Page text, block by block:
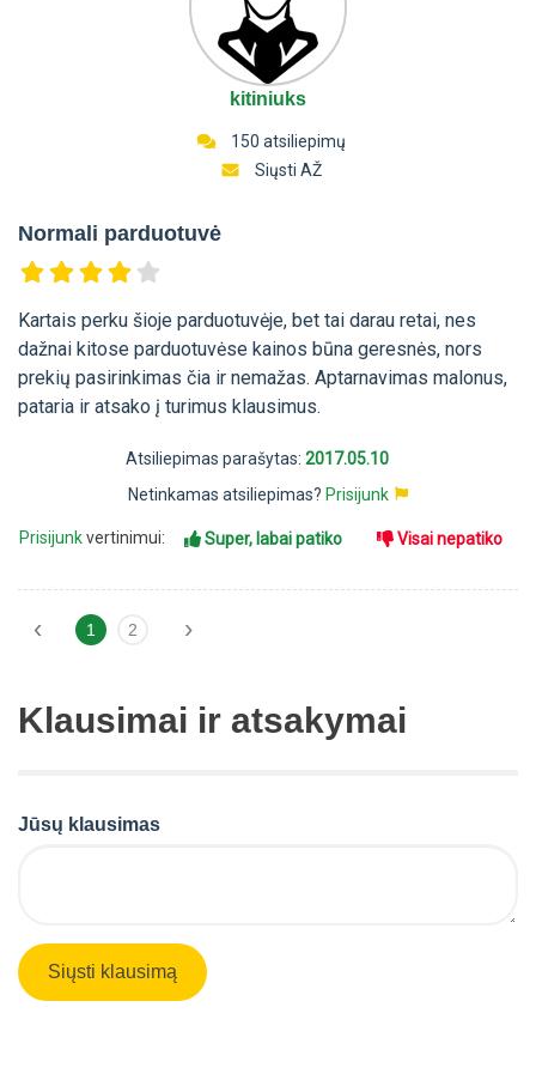
kitiniuks
150 atsiliepimų
Siųsti AŽ
Normali parduotuvė
Kartais perku šioje parduotuvėje, bet tai darau retai, nes
dažnai kitose parduotuvėse kainos būna geresnės, nors
prekių pasirinkimas čia ir nemažas. Aptarnavimas malonus,
pataria ir atsako į turimus klausimus.
Atsiliepimas parašytas: 2017.05.10
Netinkamas atsiliepimas? Prisijunk
Prisijunkvertinimui: Super, labai patiko Visai nepatiko
‹ 1 2 ›
Klausimai ir atsakymai
Jūsų klausimas